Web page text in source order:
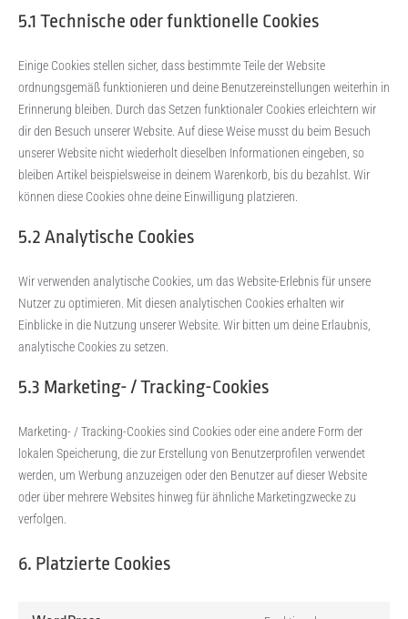
5.1 Technische oder funktionelle Cookies
Einige Cookies stellen sicher, dass bestimmte Teile der Website
ordnungsgemäß funktionieren und deine Benutzereinstellungen weiterhin in
Erinnerung bleiben. Durch das Setzen funktionaler Cookies erleichtern wir
dir den Besuch unserer Website. Auf diese Weise musst du beim Besuch
unserer Website nicht wiederholt dieselben Informationen eingeben, so
bleiben Artikel beispielsweise in deinem Warenkorb, bis du bezahlst. Wir
können diese Cookies ohne deine Einwilligung platzieren.
5.2 Analytische Cookies
Wir verwenden analytische Cookies, um das Website-Erlebnis für unsere
Nutzer zu optimieren. Mit diesen analytischen Cookies erhalten wir
Einblicke in die Nutzung unserer Website. Wir bitten um deine Erlaubnis,
analytische Cookies zu setzen.
5.3 Marketing- / Tracking-Cookies
Marketing- / Tracking-Cookies sind Cookies oder eine andere Form der
lokalen Speicherung, die zur Erstellung von Benutzerprofilen verwendet
werden, um Werbung anzuzeigen oder den Benutzer auf dieser Website
oder über mehrere Websites hinweg für ähnliche Marketingzwecke zu
verfolgen.
6. Platzierte Cookies